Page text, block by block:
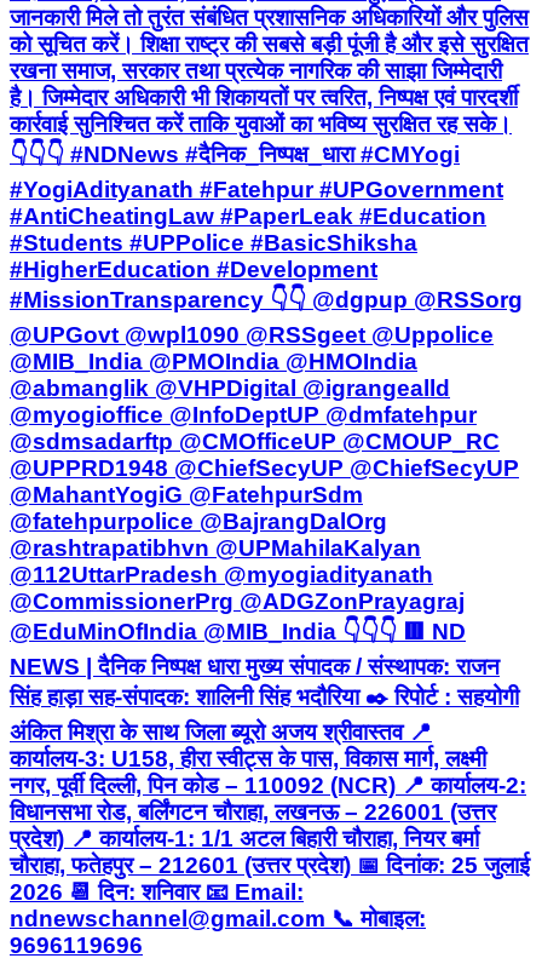
जानकारी मिले तो तुरंत संबंधित प्रशासनिक अधिकारियों और पुलिस
को सूचित करें। शिक्षा राष्ट्र की सबसे बड़ी पूंजी है और इसे सुरक्षित
रखना समाज, सरकार तथा प्रत्येक नागरिक की साझा जिम्मेदारी
है। जिम्मेदार अधिकारी भी शिकायतों पर त्वरित, निष्पक्ष एवं पारदर्शी
कार्रवाई सुनिश्चित करें ताकि युवाओं का भविष्य सुरक्षित रह सके।
👇👇👇 #NDNews #दैनिक_निष्पक्ष_धारा #CMYogi
#YogiAdityanath #Fatehpur #UPGovernment
#AntiCheatingLaw #PaperLeak #Education
#Students #UPPolice #BasicShiksha
#HigherEducation #Development
#MissionTransparency 👇👇 @dgpup @RSSorg
@UPGovt @wpl1090 @RSSgeet @Uppolice
@MIB_India @PMOIndia @HMOIndia
@abmanglik @VHPDigital @igrangealld
@myogioffice @InfoDeptUP @dmfatehpur
@sdmsadarftp @CMOfficeUP @CMOUP_RC
@UPPRD1948 @ChiefSecyUP @ChiefSecyUP
@MahantYogiG @FatehpurSdm
@fatehpurpolice @BajrangDalOrg
@rashtrapatibhvn @UPMahilaKalyan
@112UttarPradesh @myogiadityanath
@CommissionerPrg @ADGZonPrayagraj
@EduMinOfIndia @MIB_India 👇👇👇 🟥 ND
NEWS | दैनिक निष्पक्ष धारा मुख्य संपादक / संस्थापक: राजन
सिंह हाड़ा सह-संपादक: शालिनी सिंह भदौरिया ✒️ रिपोर्ट : सहयोगी
अंकित मिश्रा के साथ जिला ब्यूरो अजय श्रीवास्तव 📍
कार्यालय-3: U158, हीरा स्वीट्स के पास, विकास मार्ग, लक्ष्मी
नगर, पूर्वी दिल्ली, पिन कोड – 110092 (NCR) 📍 कार्यालय-2:
विधानसभा रोड, बर्लिंगटन चौराहा, लखनऊ – 226001 (उत्तर
प्रदेश) 📍 कार्यालय-1: 1/1 अटल बिहारी चौराहा, नियर बर्मा
चौराहा, फतेहपुर – 212601 (उत्तर प्रदेश) 📅 दिनांक: 25 जुलाई
2026 📆 दिन: शनिवार 📧 Email:
ndnewschannel@gmail.com 📞 मोबाइल:
9696119696